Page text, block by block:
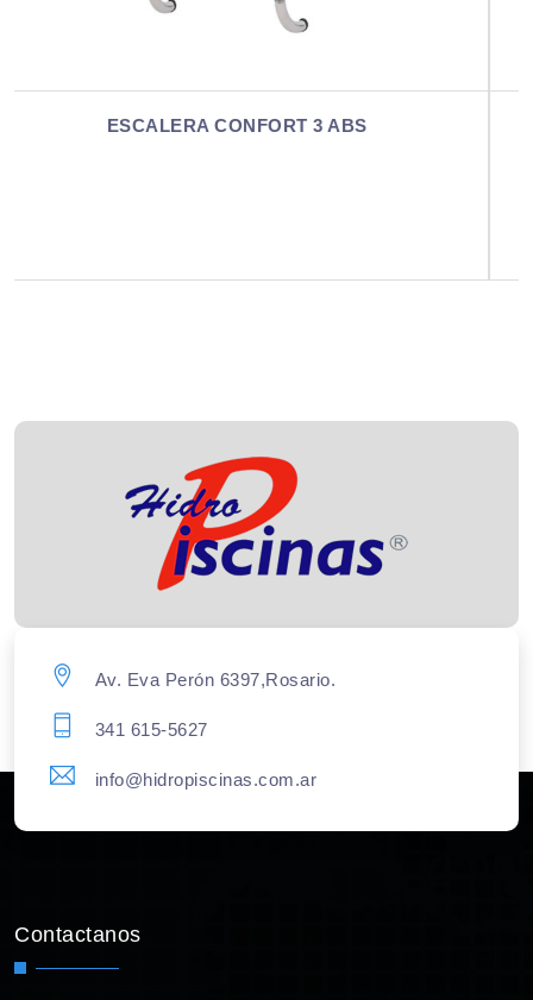
ESCALERA CONFORT 3 AISI
Av. Eva Perón 6397,Rosario.
341 615-5627
info@hidropiscinas.com.ar
Contactanos